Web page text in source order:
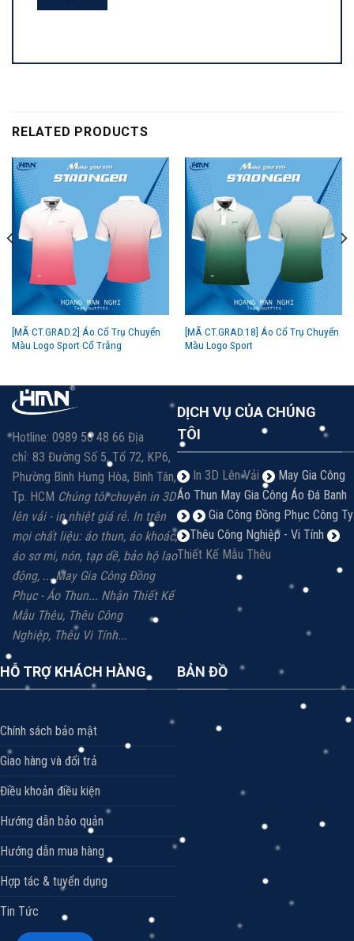
RELATED PRODUCTS
[MÃ CT.GRAD.2] Áo Cổ Trụ Chuyển
Màu Logo Sport Cổ Trắng
[MÃ CT.GRAD.18] Áo Cổ Trụ Chuyển
Màu Logo Sport
Hotline: 0989 50 48 66 Địa
chỉ: 83 Đường Số 5, Tổ 72, KP6,
Phường Bình Hưng Hòa, Bình Tân,
Tp. HCM Chúng tôi chuyên in 3D
lên vải - in nhiệt giá rẻ. In trên
mọi chất liệu: áo thun, áo khoác,
áo sơ mi, nón, tạp dề, bảo hộ lao
động, ... May Gia Công Đồng
Phục - Áo Thun... Nhận Thiết Kế
Mẫu Thêu, Thêu Công
Nghiệp, Thêu Vi Tính...
DỊCH VỤ CỦA CHÚNG
TÔI
In 3D Lên Vải
May Gia Công
Áo Thun May Gia Công Áo Đá Banh
Gia Công Đồng Phục Công Ty
Thêu Công Nghiệp - Vi Tính
Thiết Kế Mẫu Thêu
HỖ TRỢ KHÁCH HÀNG
Chính sách bảo mật
Giao hàng và đổi trả
Điều khoản điều kiện
Hướng dẫn bảo quản
Hướng dẫn mua hàng
Hợp tác & tuyển dụng
Tin Tức
BẢN ĐỒ